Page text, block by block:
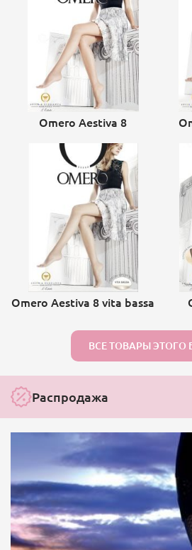
Omero Aestiva 8
Omero Aestiva 8 vita bassa
ВСЕ ТОВАРЫ ЭТОГО
Распродажа